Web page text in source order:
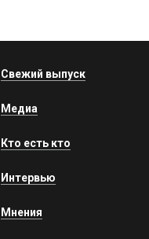
Свежий выпуск
Медиа
Кто есть кто
Интервью
Мнения